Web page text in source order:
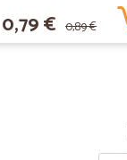
0,79 € 0,89 €